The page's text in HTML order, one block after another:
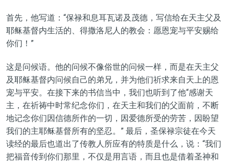
首先，他写道：“保禄和息耳瓦诺及茂德，写信给在天主父及
耶稣基督内生活的、得撒洛尼人的教会：愿恩宠与平安赐给
你们！”
这是问候语。他的问候不像俗世的问候一样，而是在天主父
及耶稣基督内问候自己的弟兄，并为他们祈求来自天上的恩
宠与平安。在接下来的书信当中，我们也听到了他“感谢天
主，在祈祷中时常纪念你们，在天主和我们的父面前，不断
地记念你们因信德所作的一切，因爱德所受的劳苦，因盼望
我们的主耶稣基督所有的坚忍。” 最后，圣保禄宗徒在今天
读经的最后也道出了传教人所应有的特质是什么，说：“我们
把福音传到你们那里，不仅是用言语，而且也是借着圣神和